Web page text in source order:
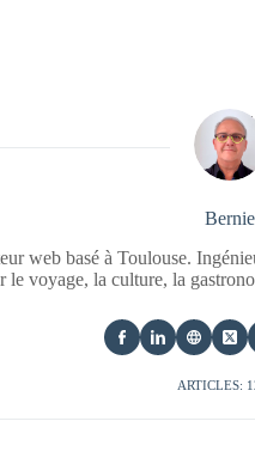
Bernie
web basé à Toulouse.
le voyage, la culture, la
ARTICLES: